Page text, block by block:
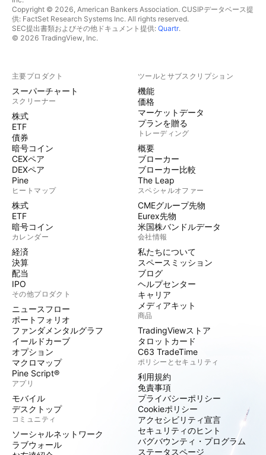
Copyright © 2026, American Bankers Association. CUSIPデータベース提
供: FactSet Research Systems Inc. All rights reserved.
SEC提出書類およびその他ドキュメント提供: Quartr.
© 2026 TradingView, Inc.
主要プロダクト
スーパーチャート
スクリーナー
株式
ETF
債券
暗号コイン
CEXペア
DEXペア
Pine
ヒートマップ
株式
ETF
暗号コイン
カレンダー
経済
決算
配当
IPO
その他プロダクト
ニュースフロー
ポートフォリオ
ファンダメンタルグラフ
イールドカーブ
オプション
マクロマップ
Pine Script®
アプリ
モバイル
デスクトップ
コミュニティ
ソーシャルネットワーク
ラブウォール
ツールとサブスクリプション
機能
価格
マーケットデータ
プランを贈る
トレーディング
概要
ブローカー
ブローカー比較
The Leap
スペシャルオファー
CMEグループ先物
Eurex先物
米国株バンドルデータ
会社情報
私たちについて
スペースミッション
ブログ
ヘルプセンター
キャリア
メディアキット
商品
TradingViewストア
タロットカード
C63 TradeTime
ポリシーとセキュリティ
利用規約
免責事項
プライバシーポリシー
Cookieポリシー
アクセシビリティ宣言
セキュリティのヒント
バグバウンティ・プログラム
ステータスページ